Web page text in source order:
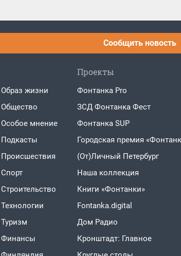
Сообщить новость
Образ жизни
Общество
Особое мнение
Подкасты
Проиcшествия
Спорт
Строительство
Технологии
Туризм
Финансы
Проекты
Фонтанка Pro
ЗСД Фонтанка Фест
Фонтанка SUP
Городская премия
(От)Личный Петербург
Наша коллекция
Книги «Фонтанки»
Fontanka.digital
Дом Радио
Кронштадт: Главное